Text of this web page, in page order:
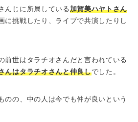
んじに所属している 加賀美ハヤトさん
に挑戦したり、ライブで共演したりし
前世はタラチオさんだと言われている
んはタラチオさんと仲良しでした。
のの、中の人は今でも仲が良いという